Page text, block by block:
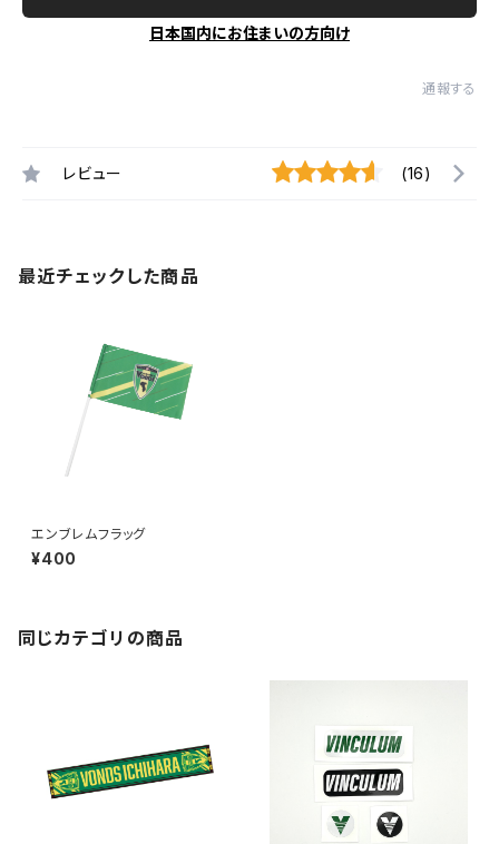
日本国内にお住まいの方向け
通報する
レビュー (16)
最近チェックした商品
エンブレムフラッグ
¥400
同じカテゴリの商品